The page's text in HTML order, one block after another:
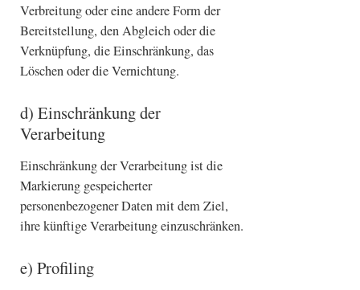
Verbreitung oder eine andere Form der
Bereitstellung, den Abgleich oder die
Verknüpfung, die Einschränkung, das
Löschen oder die Vernichtung.
d) Einschränkung der
Verarbeitung
Einschränkung der Verarbeitung ist die
Markierung gespeicherter
personenbezogener Daten mit dem Ziel,
ihre künftige Verarbeitung einzuschränken.
e) Profiling